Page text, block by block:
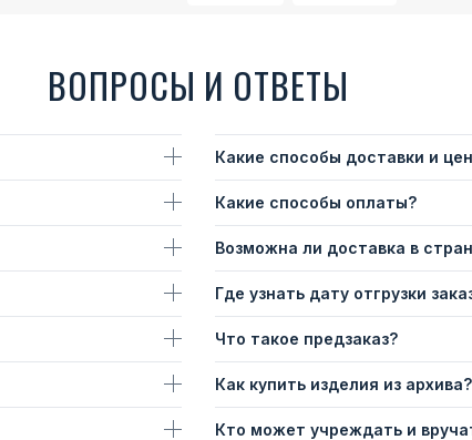
ВОПРОСЫ И ОТВЕТЫ
Какие способы доставки и
Какие способы оплаты?
Возможна ли доставка в
Где узнать дату отгрузки
Что такое предзаказ?
Как купить изделия из архива?
Кто может учреждать и